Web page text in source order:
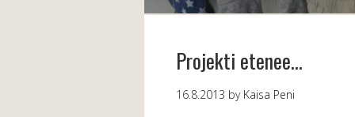
Projekti etenee…
16.8.2013 by Kaisa Peni